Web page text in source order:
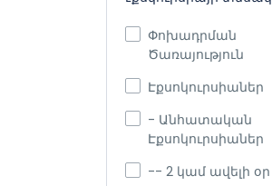
Փոխադրման
Ծառայություն
Էքսոկուրսիաներ
- Անհատական
Էքսոկուրսիաներ
-- 2 կամ ավելի օր